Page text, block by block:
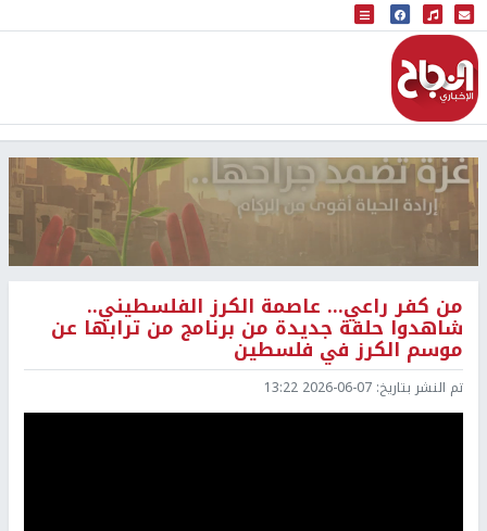
البث المباشر
إذاعة النجاح
من كفر راعي… عاصمة الكرز الفلسطيني..
شاهدوا حلقة جديدة من برنامج من ترابها عن
موسم الكرز في فلسطين
تم النشر بتاريخ: 2026-06-07 13:22